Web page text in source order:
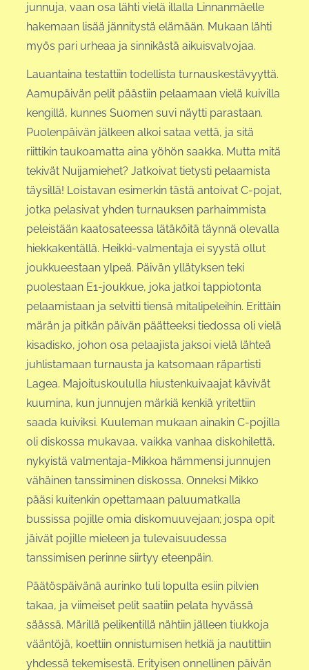
junnuja, vaan osa lähti vielä illalla Linnanmäelle
hakemaan lisää jännitystä elämään. Mukaan lähti
myös pari urheaa ja sinnikästä aikuisvalvojaa.
Lauantaina testattiin todellista turnauskestävyyttä.
Aamupäivän pelit päästiin pelaamaan vielä kuivilla
kengillä, kunnes Suomen suvi näytti parastaan.
Puolenpäivän jälkeen alkoi sataa vettä, ja sitä
riittikin taukoamatta aina yöhön saakka. Mutta mitä
tekivät Nuijamiehet? Jatkoivat tietysti pelaamista
täysillä! Loistavan esimerkin tästä antoivat C-pojat,
jotka pelasivat yhden turnauksen parhaimmista
peleistään kaatosateessa lätäköitä täynnä olevalla
hiekkakentällä. Heikki-valmentaja ei syystä ollut
joukkueestaan ylpeä. Päivän yllätyksen teki
puolestaan E1-joukkue, joka jatkoi tappiotonta
pelaamistaan ja selvitti tiensä mitalipeleihin. Erittäin
märän ja pitkän päivän päätteeksi tiedossa oli vielä
kisadisko, johon osa pelaajista jaksoi vielä lähteä
juhlistamaan turnausta ja katsomaan räpartisti
Lagea. Majoituskoululla hiustenkuivaajat kävivät
kuumina, kun junnujen märkiä kenkiä yritettiin
saada kuiviksi. Kuuleman mukaan ainakin C-pojilla
oli diskossa mukavaa, vaikka vanhaa diskohilettä,
nykyistä valmentaja-Mikkoa hämmensi junnujen
vähäinen tanssiminen diskossa. Onneksi Mikko
pääsi kuitenkin opettamaan paluumatkalla
bussissa pojille omia diskomuuvejaan; jospa opit
jäivät pojille mieleen ja tulevaisuudessa
tanssimisen perinne siirtyy eteenpäin.
Päätöspäivänä aurinko tuli lopulta esiin pilvien
takaa, ja viimeiset pelit saatiin pelata hyvässä
säässä. Märillä pelikentillä nähtiin jälleen tiukkoja
vääntöjä, koettiin onnistumisen hetkiä ja nautittiin
yhdessä tekemisestä. Erityisen onnellinen päivän